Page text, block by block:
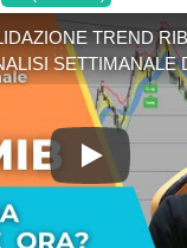
TREND
SETTIMANALE
DAX E